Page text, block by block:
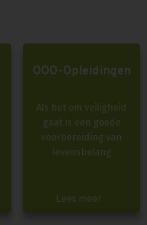
OOO-Opleidingen
Als het om veiligheid
gaat is een goede
voorbereiding van
levensbelang
Lees meer